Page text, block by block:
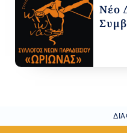
Νέο